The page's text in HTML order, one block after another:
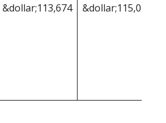
&dollar;113,674 &dollar;115,012